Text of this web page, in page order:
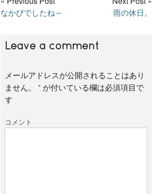
c
e
b
t
t
なかびでしたね～
雨の休日。
Leave a comment
メールアドレスが公開されることはあり
ません。
* が付いている欄は必須項目で
す
コメント